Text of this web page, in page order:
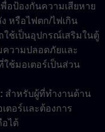
อป้องกันความเสียหาย
หรือไฟตก/ไฟเกิน
ใช้เป็นอุปกรณ์เสริมในตู้
ความปลอดภัยและ
ช้มอเตอร์เป็นส่วน
สำหรับผู้ที่ทำงานด้าน
ตอร์และต้องการ
ได้